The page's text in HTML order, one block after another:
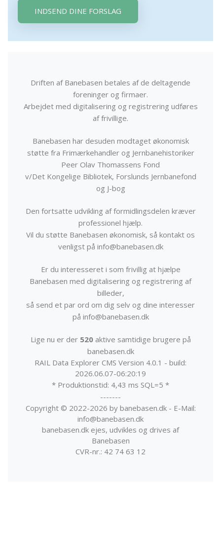
INDSEND DINE FORSLAG
Driften af Banebasen betales af de deltagende
foreninger og firmaer.
Arbejdet med digitalisering og registrering udføres
af frivillige.
Banebasen har desuden modtaget økonomisk
støtte fra Frimærkehandler og Jernbanehistoriker
Peer Olav Thomassens Fond
v/Det Kongelige Bibliotek, Forslunds Jernbanefond
og J-bog
Den fortsatte udvikling af formidlingsdelen kræver
professionel hjælp.
Vil du støtte Banebasen økonomisk, så kontakt os
venligst på info@banebasen.dk
Er du interesseret i som frivillig at hjælpe
Banebasen med digitalisering og registrering af
billeder,
så send et par ord om dig selv og dine interesser
på info@banebasen.dk
Lige nu er der 520aktive samtidige brugere på
banebasen.dk
RAIL Data Explorer CMS Version 4.0.1 - build:
2026.06.07-06:20:19
* Produktionstid: 4,43 ms SQL=5 *
-------
Copyright © 2022-2026 by banebasen.dk - E-Mail:
info@banebasen.dk
banebasen.dk ejes, udvikles og drives af
Banebasen
CVR-nr.: 42 74 63 12